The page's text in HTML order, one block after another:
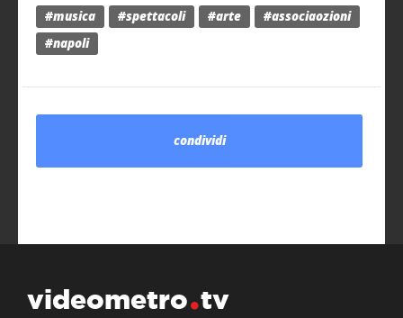
#musica #spettacoli #arte
#associaozioni
#napoli
condividi
videometro tv